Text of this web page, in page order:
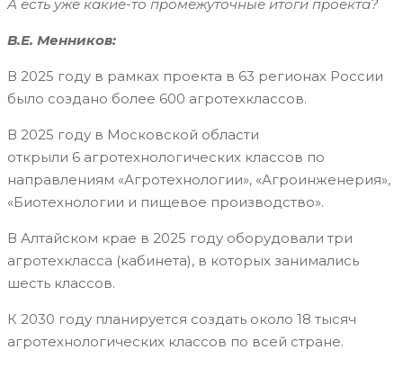
А есть уже какие-то промежуточные итоги проекта?
В.Е. Менников:
В 2025 году в рамках проекта в 63 регионах России
было создано более 600 агротехклассов.
В 2025 году в Московской области
открыли 6 агротехнологических классов по
направлениям «Агротехнологии», «Агроинженерия»,
«Биотехнологии и пищевое производство».
В Алтайском крае в 2025 году оборудовали три
агротехкласса (кабинета), в которых занимались
шесть классов.
К 2030 году планируется создать около 18 тысяч
агротехнологических классов по всей стране.